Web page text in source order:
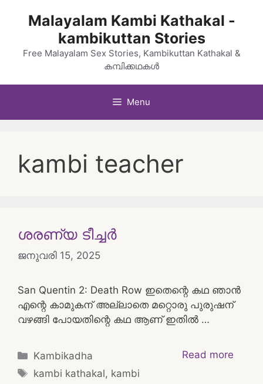
Malayalam Kambi Kathakal -
kambikuttan Stories
Free Malayalam Sex Stories, Kambikuttan Kathakal &
കമ്പിക്കഥകൾ
Menu
kambi teacher
ശരണ്യ ടീച്ചർ
ജനുവരി 15, 2025
San Quentin 2: Death Row ഇതെന്റെ കഥ ഞാൻ
എന്റെ കാമുകന് അല്ലാതെ മറ്റൊരു പുരുഷന്
വഴങ്ങി പോയതിന്റെ കഥ ആണ് ഇതിൽ …
Read more
Categories
Kambikadha
Tags
kambi kathakal, kambi